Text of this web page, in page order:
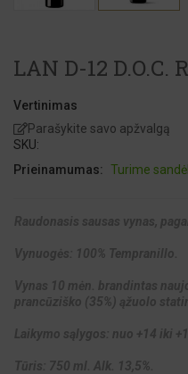
LAN D-12 D.O.C.
Vertinimas
Parašykite savo apžvalgą
SKU:
Prieinamumas: Turime
Raudonasis sausas vynas,
Vynuogės: 100% Tempranillo.
Vynas 10 mėn. brandintas
prancūziško (35%) ąžuolo
Laikymo sąlygos: nuo +14 iki
Tūris: 750 ml. Alk. 13,5%.